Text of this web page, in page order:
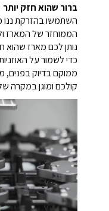
ברור שהוא חזק יותר
השתמשו בהזרקת ננו
הממוחזר של המארז
נותן לכם מארז שהוא
כדי לשמור על
ממוקם בדיוק
קולכם ומוגן במקרה